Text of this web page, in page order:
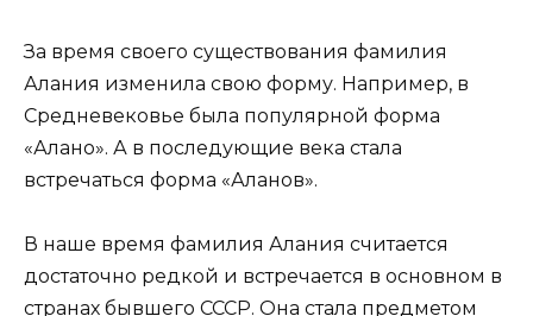
За время своего существования фамилия
Алания изменила свою форму. Например, в
Средневековье была популярной форма
«Алано». А в последующие века стала
встречаться форма «Аланов».
В наше время фамилия Алания считается
достаточно редкой и встречается в основном в
странах бывшего СССР. Она стала предметом